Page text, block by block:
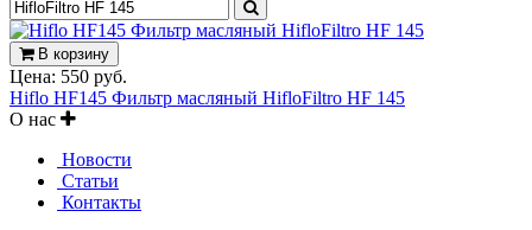
В корзину
Цена: 550 руб.
Hiflo HF145 Фильтр масляный HifloFiltro HF 145
О нас
Новости
Статьи
Контакты